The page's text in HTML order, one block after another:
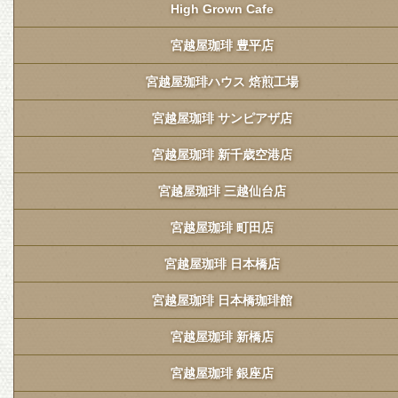
High Grown Cafe
宮越屋珈琲 豊平店
宮越屋珈琲ハウス 焙煎工場
宮越屋珈琲 サンピアザ店
宮越屋珈琲 新千歳空港店
宮越屋珈琲 三越仙台店
宮越屋珈琲 町田店
宮越屋珈琲 日本橋店
宮越屋珈琲 日本橋珈琲館
宮越屋珈琲 新橋店
宮越屋珈琲 銀座店